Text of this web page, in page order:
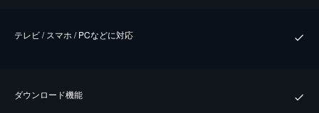
テレビ / スマホ / PCなどに対応
ダウンロード機能